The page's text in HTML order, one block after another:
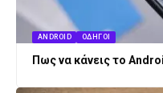
ANDROID ΟΔΗΓΟΊ
Πως να κάνεις το